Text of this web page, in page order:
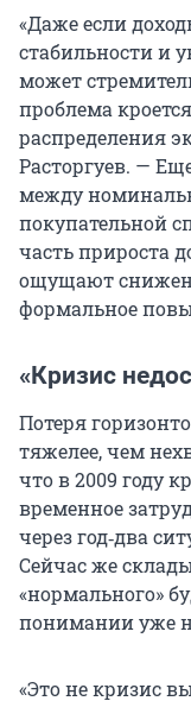
«Даже если
стабильности и
может
проблема
распределения
Расторгуев. —
между
покупательной
часть прироста
ощущают
формальное
«Кризис
Потеря
тяжелее, чем
что в 2009 году
временное
через год‑два
Сейчас же
«нормального»
понимании уже
«Это не кризис